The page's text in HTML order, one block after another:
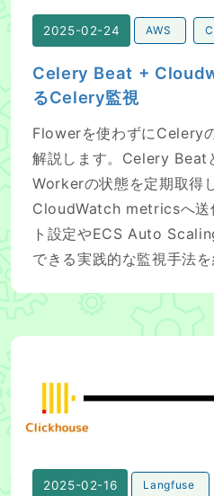
2025-02-24 AWS
Celery Beat +
るCelery監視
Flowerを使わずにCelery
解説します。Celery
Workerの状態を定期取得
CloudWatch metricsへ送
ト設定やECS Auto
できる実践的な監視手法を
Langfuse v3を安く運用する方
2025-02-16 Langfuse